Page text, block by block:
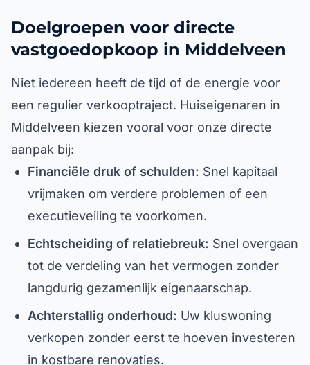
Doelgroepen voor directe
vastgoedopkoop in Middelveen
Niet iedereen heeft de tijd of de energie voor
een regulier verkooptraject. Huiseigenaren in
Middelveen kiezen vooral voor onze directe
aanpak bij:
Financiële druk of schulden: Snel kapitaal
vrijmaken om verdere problemen of een
executieveiling te voorkomen.
Echtscheiding of relatiebreuk: Snel overgaan
tot de verdeling van het vermogen zonder
langdurig gezamenlijk eigenaarschap.
Achterstallig onderhoud: Uw kluswoning
verkopen zonder eerst te hoeven investeren
in kostbare renovaties.